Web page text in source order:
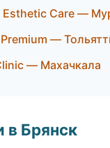
Care —
—
— Махачкала
в Брянск